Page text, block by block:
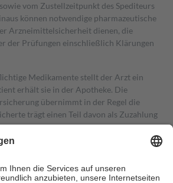
vom Zustellzeitpunkt des Spediteurs
können notwendige pharmazeutische
Arzneimittelsicherheit dienen, die
der Prüfungen einschließlich Klärungen
Medikamente stellt der Arzt ein
erhält sie in der Apotheke. Die
übernimmt in der Regel die
trägt einen Teil davon als Zuzahlung
Zuzahlungen in Höhe von zehn
Es sind jedoch nie mehr als die tatsächlichen
entrichten.